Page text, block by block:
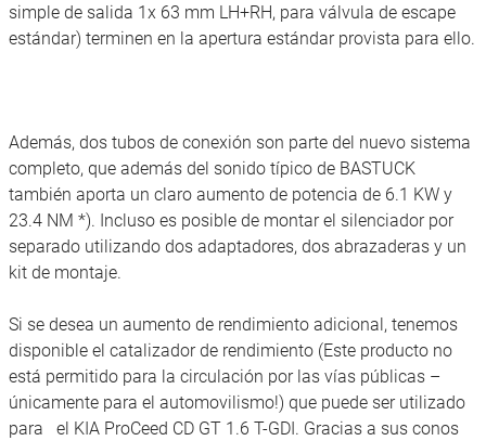
simple de salida 1x 63 mm LH+RH, para válvula de escape
estándar) terminen en la apertura estándar provista para ello.
Además, dos tubos de conexión son parte del nuevo sistema
completo, que además del sonido típico de BASTUCK
también aporta un claro aumento de potencia de 6.1 KW y
23.4 NM *). Incluso es posible de montar el silenciador por
separado utilizando dos adaptadores, dos abrazaderas y un
kit de montaje.
Si se desea un aumento de rendimiento adicional, tenemos
disponible el catalizador de rendimiento (Este producto no
está permitido para la circulación por las vías públicas –
únicamente para el automovilismo!) que puede ser utilizado
para el KIA ProCeed CD GT 1.6 T-GDI. Gracias a sus conos